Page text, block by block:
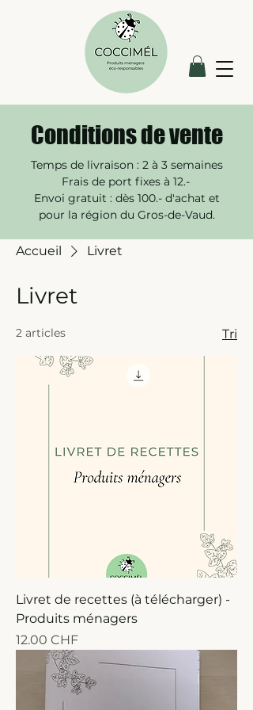
Conditions de vente
Temps de livraison : 2 à 3 semaines
Frais de port fixes à 12.-
Envoi gratuit : dès 100.- d'achat et
pour la région du Gros-de-Vaud.​
Accueil Livret
Livret
2 articles Tri
Livret de recettes (à télécharger) -
Produits ménagers
Prix
12.00 CHF